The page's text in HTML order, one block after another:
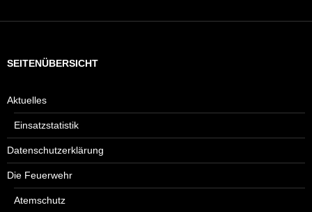
SEITENÜBERSICHT
Aktuelles
Einsatzstatistik
Datenschutzerklärung
Die Feuerwehr
Atemschutz